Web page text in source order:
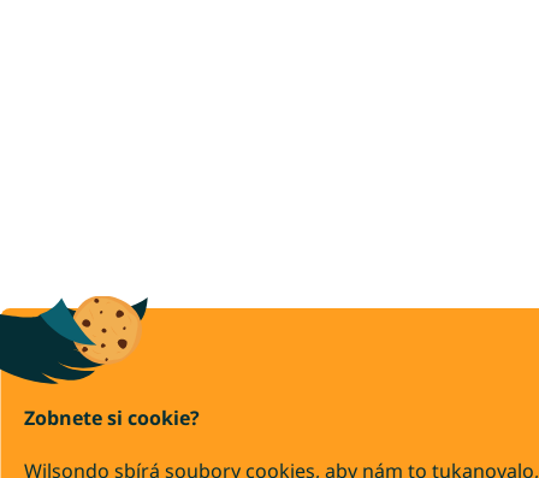
Zobnete si cookie?
Wilsondo sbírá soubory cookies, aby nám to